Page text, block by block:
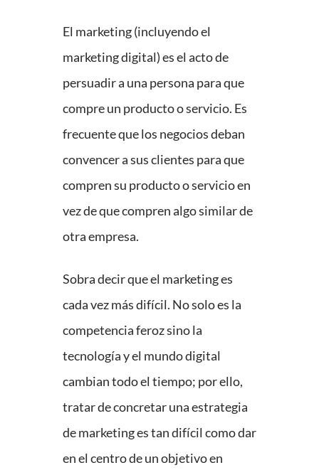
El marketing (incluyendo el
marketing digital) es el acto de
persuadir a una persona para que
compre un producto o servicio. Es
frecuente que los negocios deban
convencer a sus clientes para que
compren su producto o servicio en
vez de que compren algo similar de
otra empresa.
Sobra decir que el marketing es
cada vez más difícil. No solo es la
competencia feroz sino la
tecnología y el mundo digital
cambian todo el tiempo; por ello,
tratar de concretar una estrategia
de marketing es tan difícil como dar
en el centro de un objetivo en